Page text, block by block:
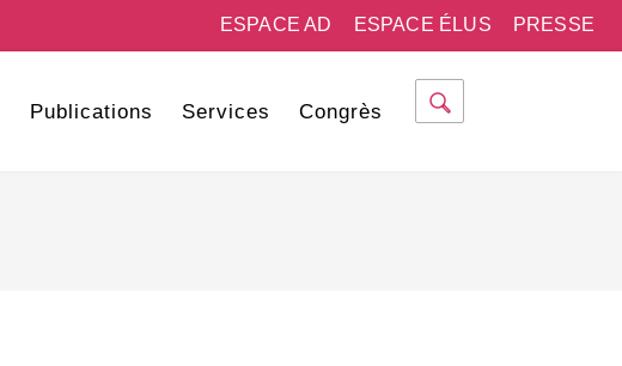
PRESSE
ESPACE ÉLUS
ESPACE AD
Publications Services Congrès